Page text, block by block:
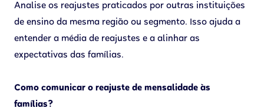
Analise os reajustes praticados por outras instituições
de ensino da mesma região ou segmento. Isso ajuda a
entender a média de reajustes e a alinhar as
expectativas das famílias.
Como comunicar o reajuste de mensalidade às
famílias?